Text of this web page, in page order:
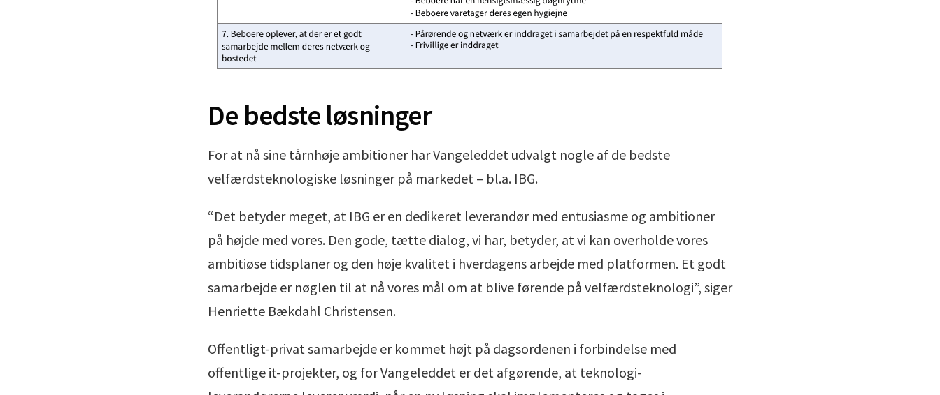
De bedste løsninger
For at nå sine tårnhøje ambitioner har Vangeleddet udvalgt nogle af de bedste
velfærdsteknologiske løsninger på markedet – bl.a. IBG.
“Det betyder meget, at IBG er en dedikeret leverandør med entusiasme og ambitioner
på højde med vores. Den gode, tætte dialog, vi har, betyder, at vi kan overholde vores
ambitiøse tidsplaner og den høje kvalitet i hverdagens arbejde med platformen. Et godt
samarbejde er nøglen til at nå vores mål om at blive førende på velfærdsteknologi”, siger
Henriette Bækdahl Christensen.
Offentligt-privat samarbejde er kommet højt på dagsordenen i forbindelse med
offentlige it-projekter, og for Vangeleddet er det afgørende, at teknologi-